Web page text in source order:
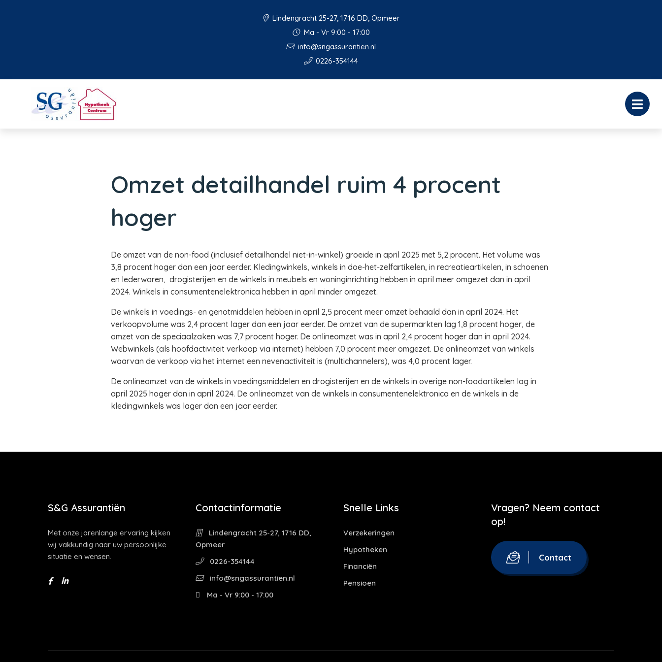
Lindengracht 25-27, 1716 DD, Opmeer
Ma - Vr 9:00 - 17:00
info@sngassurantien.nl
0226-354144
Omzet detailhandel ruim 4 procent
hoger
De omzet van de non-food (inclusief detailhandel niet-in-winkel) groeide in april 2025 met 5,2 procent. Het volume was
3,8 procent hoger dan een jaar eerder. Kledingwinkels, winkels in doe-het-zelfartikelen, in recreatieartikelen, in schoenen
en lederwaren, drogisterijen en de winkels in meubels en woninginrichting hebben in april meer omgezet dan in april
2024. Winkels in consumentenelektronica hebben in april minder omgezet.
De winkels in voedings- en genotmiddelen hebben in april 2,5 procent meer omzet behaald dan in april 2024. Het
verkoopvolume was 2,4 procent lager dan een jaar eerder. De omzet van de supermarkten lag 1,8 procent hoger, de
omzet van de speciaalzaken was 7,7 procent hoger. De onlineomzet was in april 2,4 procent hoger dan in april 2024.
Webwinkels (als hoofdactiviteit verkoop via internet) hebben 7,0 procent meer omgezet. De onlineomzet van winkels
waarvan de verkoop via het internet een nevenactiviteit is (multichannelers), was 4,0 procent lager.
De onlineomzet van de winkels in voedingsmiddelen en drogisterijen en de winkels in overige non-foodartikelen lag in
april 2025 hoger dan in april 2024. De onlineomzet van de winkels in consumentenelektronica en de winkels in de
kledingwinkels was lager dan een jaar eerder.
S&G Assurantiën
Met onze jarenlange ervaring kijken
wij vakkundig naar uw persoonlijke
situatie en wensen.
Contactinformatie
Lindengracht 25-27, 1716 DD,
Opmeer
0226-354144
info@sngassurantien.nl
Ma - Vr 9:00 - 17:00
Snelle Links
Verzekeringen
Hypotheken
Financiën
Pensioen
Vragen? Neem contact
op!
Contact